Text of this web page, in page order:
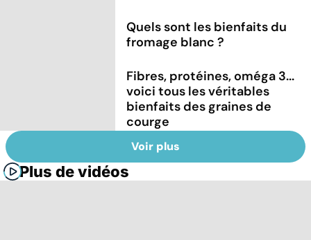
Quels sont les bienfaits du
fromage blanc ?
Fibres, protéines, oméga 3...
voici tous les véritables
bienfaits des graines de
courge
Voir plus
Plus de vidéos